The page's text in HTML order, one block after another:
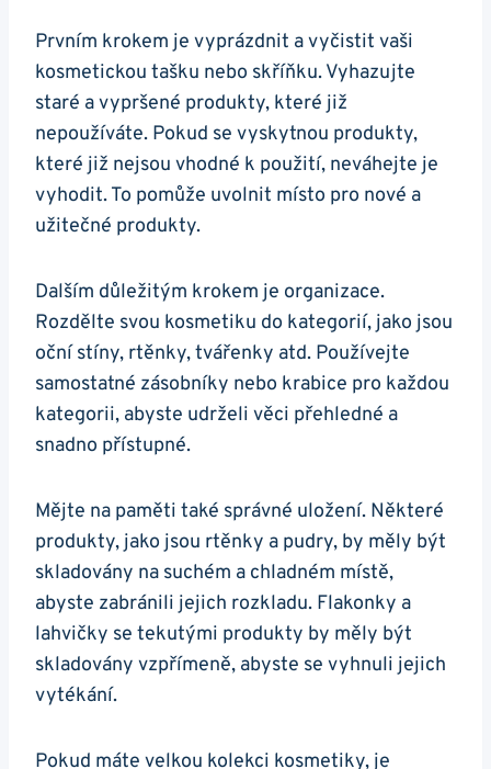
Prvním krokem je vyprázdnit a vyčistit vaši
kosmetickou tašku nebo skříňku. Vyhazujte
staré a vypršené produkty, které již
nepoužíváte. Pokud se vyskytnou produkty,
které již nejsou vhodné k použití, neváhejte je
vyhodit. To pomůže uvolnit místo pro nové a
užitečné produkty.
Dalším důležitým krokem je organizace.
Rozdělte svou kosmetiku do kategorií, jako jsou
oční stíny, rtěnky, tvářenky atd. Používejte
samostatné zásobníky nebo krabice pro každou
kategorii, abyste udrželi věci přehledné a
snadno přístupné.
Mějte na paměti také správné uložení. Některé
produkty, jako jsou rtěnky a pudry, by měly být
skladovány na suchém a chladném místě,
abyste zabránili jejich rozkladu. Flakonky a
lahvičky se tekutými produkty by měly být
skladovány vzpřímeně, abyste se vyhnuli jejich
vytékání.
Pokud máte velkou kolekci kosmetiky, je